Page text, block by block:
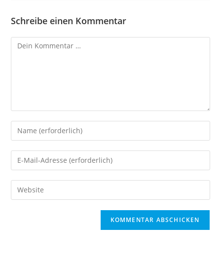
Schreibe einen Kommentar
Kommentar
Gib
deinen
Namen
oder
zum
Kommentieren
Gib
deine
E-
Mail-
Gib
deine